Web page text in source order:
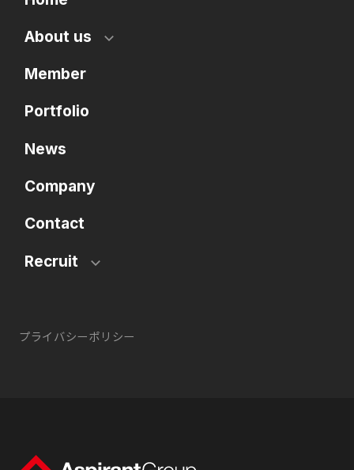
About us
Member
Portfolio
News
Company
Contact
Recruit
プライバシーポリシー